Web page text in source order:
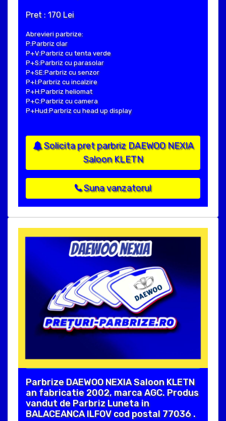
Pret : 170 Lei
Abrevieri parbrize:
P:Parbriz clar
P+V:Parbriz cu tenta verde
P+S:Parbriz cu parasolar
P+SE:Parbriz cu senzor
P+I:Parbriz cu incalzire
P+H:Parbriz heliomat
P+C:Parbriz cu camera
P+Hud:Parbriz cu head up display
Solicita pret parbriz DAEWOO NEXIA
Saloon KLETN
Suna vanzatorul
Parbrize DAEWOO NEXIA Saloon KLETN
an fabricatie 2002, marca AGC. Produs
vandut de Parbriz Luneta in
BALACEANCA ILFOV cod postal 77036 .